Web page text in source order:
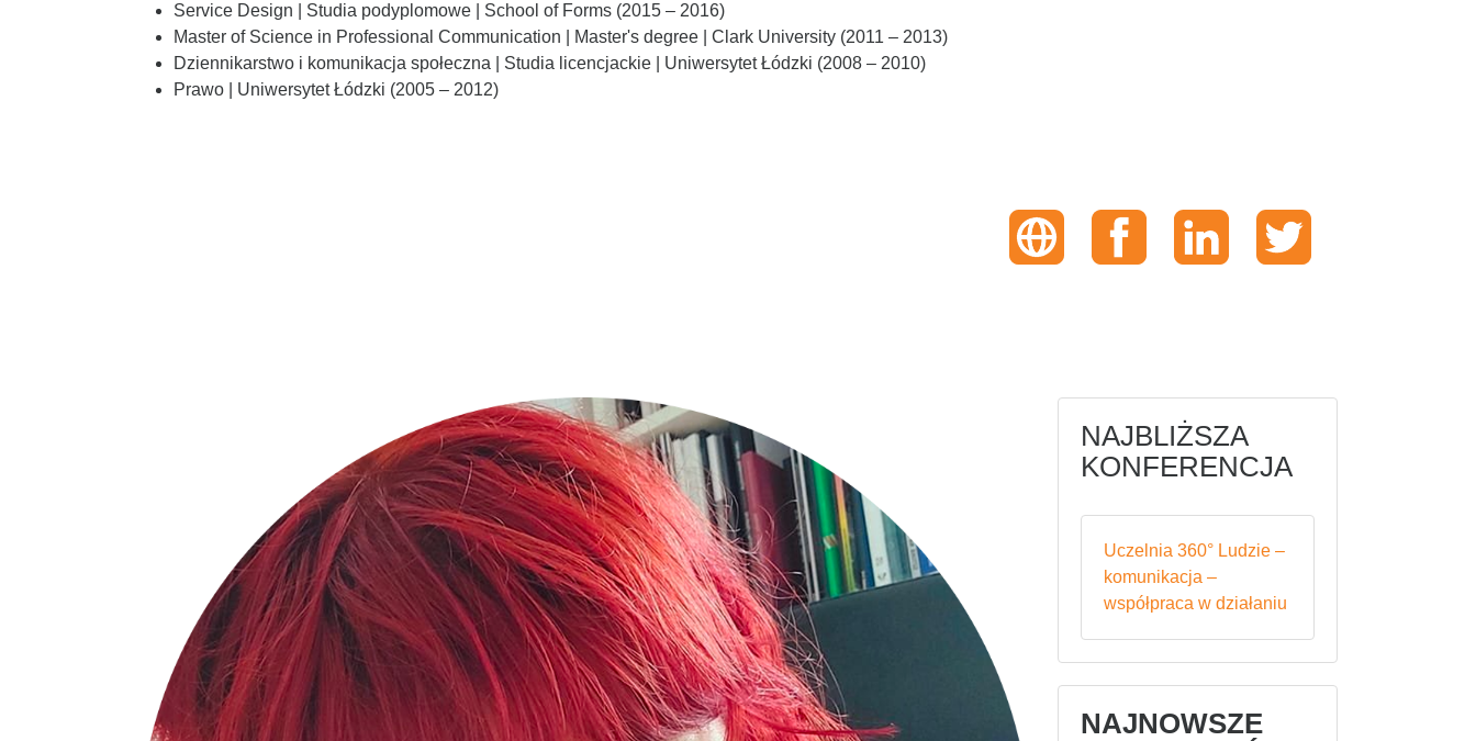
Service Design | Studia podyplomowe | School of Forms (2015 – 2016)
Master of Science in Professional Communication | Master's degree | Clark University (2011 – 2013)
Dziennikarstwo i komunikacja społeczna | Studia licencjackie | Uniwersytet Łódzki (2008 – 2010)
Prawo | Uniwersytet Łódzki (2005 – 2012)
NAJBLIŻSZA
KONFERENCJA
Uczelnia 360° Ludzie –
komunikacja –
współpraca w działaniu
NAJNOWSZE